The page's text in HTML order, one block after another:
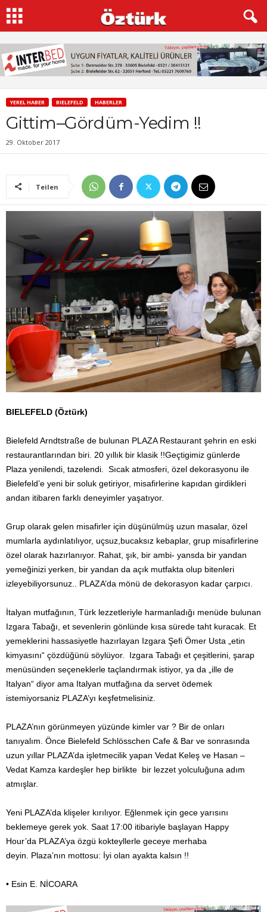
YEREL HABER BIELEFELD HABERLER
Gittim–Gördüm-Yedim !!
29. Oktober 2017
Teilen
BIELEFELD (Öztürk)
Bielefeld Arndtstraße de bulunan PLAZA Restaurant şehrin en eski
restaurantlarından biri. 20 yıllık bir klasik !!Geçtigimiz günlerde
Plaza yenilendi, tazelendi. Sıcak atmosferi, özel dekorasyonu ile
Bielefeld’e yeni bir soluk getiriyor, misafirlerine kapıdan girdikleri
andan itibaren farklı deneyimler yaşatıyor.
Grup olarak gelen misafirler için düşünülmüş uzun masalar, özel
mumlarla aydınlatılıyor, uçsuz,bucaksız kebaplar, grup misafirlerine
özel olarak hazırlanıyor. Rahat, şık, bir ambi- yansda bir yandan
yemeğinizi yerken, bir yandan da açık mutfakta olup bitenleri
izleyebiliyorsunuz.. PLAZA’da mönü de dekorasyon kadar çarpıcı.
İtalyan mutfağının, Türk lezzetleriyle harmanladığı menüde bulunan
Izgara Tabağı, et sevenlerin gönlünde kısa sürede taht kuracak. Et
yemeklerini hassasiyetle hazırlayan Izgara Şefi Ömer Usta „etin
kimyasını“ çözdüğünü söylüyor. Izgara Tabağı et çeşitlerini, şarap
menüsünden seçeneklerle taçlandırmak istiyor, ya da „ille de
Italyan“ diyor ama Italyan mutfağına da servet ödemek
istemiyorsaniz PLAZA’yı keşfetmelisiniz.
PLAZA’nın görünmeyen yüzünde kimler var ? Bir de onları
tanıyalım. Önce Bielefeld Schlösschen Cafe & Bar ve sonrasında
uzun yıllar PLAZA’da işletmecilik yapan Vedat Keleş ve Hasan –
Vedat Kamza kardeşler hep birlikte bir lezzet yolculuğuna adım
atmışlar.
Yeni PLAZA’da klişeler kırılıyor. Eğlenmek için gece yarısını
beklemeye gerek yok. Saat 17:00 itibariyle başlayan Happy
Hour’da PLAZA’ya özgü kokteyllerle geceye merhaba
deyin. Plaza’nın mottosu: İyi olan ayakta kalsın !!
• Esin E. NİCOARA